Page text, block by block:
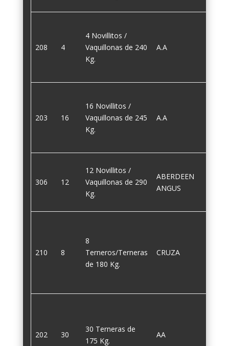
208 4
4 Novillitos /
Vaquillonas de 240
Kg.
A.A
203 16
16 Novillitos /
Vaquillonas de 245
Kg.
A.A
306 12
12 Novillitos /
Vaquillonas de 290
Kg.
ABERDEEN
ANGUS
210 8
8
Terneros/Terneras
de 180 Kg.
CRUZA
202 30
30 Terneras de
175 Kg.
AA